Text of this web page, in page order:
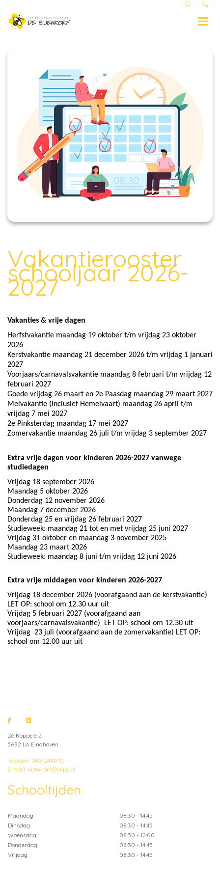
Vakantierooster
schooljaar 2026-
2027
Vakanties & vrije dagen
Herfstvakantie maandag 19 oktober t/m vrijdag 23 oktober
2026
Kerstvakantie maandag 21 december 2026 t/m vrijdag 1 januari
2027
Voorjaars/carnavalsvakantie maandag 8 februari t/m vrijdag 12
februari 2027
Goede vrijdag 26 maart en 2e Paasdag maandag 29 maart 2027
Meivakantie (inclusief Hemelvaart) maandag 26 april t/m
vrijdag 7 mei 2027
2e Pinksterdag maandag 17 mei 2027
Zomervakantie maandag 26 juli t/m vrijdag 3 september 2027
Extra vrije dagen voor kinderen 2026-2027 vanwege
studiedagen
Vrijdag 18 september 2026
Maandag 5 oktober 2026
Donderdag 12 november 2026
Maandag 7 december 2026
Donderdag 25 en vrijdag 26 februari 2027
Studieweek: maandag 21 tot en met vrijdag 25 juni 2027
Vrijdag 31 oktober en maandag 3 november 2025
Maandag 23 maart 2026
Studieweek: maandag 8 juni t/m vrijdag 12 juni 2026
Extra vrije middagen voor kinderen 2026-2027
Vrijdag 18 december 2026 (voorafgaand aan de kerstvakantie)
LET OP: school om 12.30 uur uit
Vrijdag 5 februari 2027 (voorafgaand aan
voorjaars/carnavalsvakantie) LET OP: school om 12.30 uit
Vrijdag 23 juli (voorafgaand aan de zomervakantie) LET OP:
school om 12.00 uur uit
De Koppele 2
5632 LA Eindhoven
Telefoon: 040 2414715
E-mail: bijenkorf@skpo.nl
Schooltijden
Maandag
08:30 - 14:45
Dinsdag
08:30 - 14:45
Woensdag
08:30 - 12:00
Donderdag
08:30 - 14:45
Vrijdag
08:30 - 14:45